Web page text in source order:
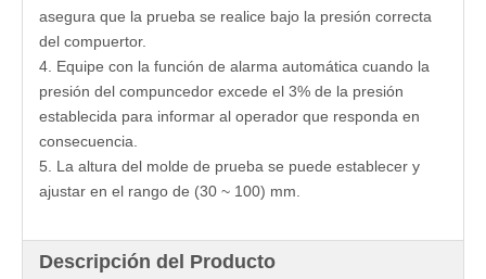
asegura que la prueba se realice bajo la presión correcta
del compuertor.
4. Equipe con la función de alarma automática cuando la
presión del compuncedor excede el 3% de la presión
establecida para informar al operador que responda en
consecuencia.
5. La altura del molde de prueba se puede establecer y
ajustar en el rango de (30 ~ 100) mm.
Descripción del Producto